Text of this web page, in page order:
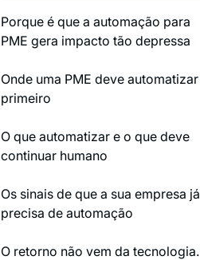
Porque é que a automação para
PME gera impacto tão depressa
Onde uma PME deve automatizar
primeiro
O que automatizar e o que deve
continuar humano
Os sinais de que a sua empresa já
precisa de automação
O retorno não vem da tecnologia.